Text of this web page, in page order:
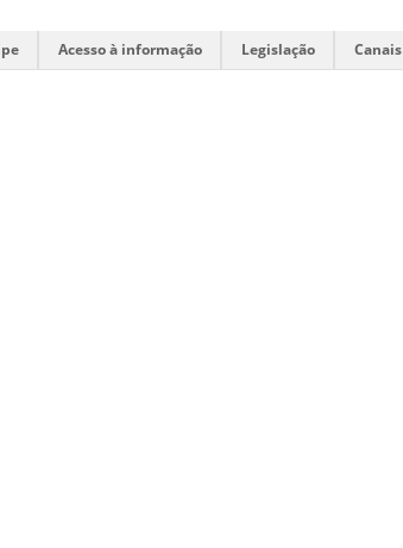
Acesso à informação Legislação Canais